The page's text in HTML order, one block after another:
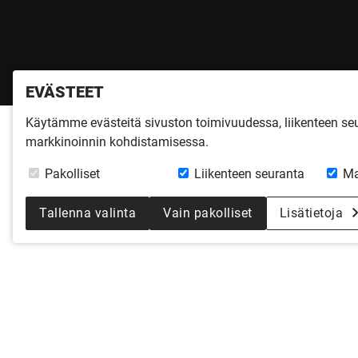
LATO-ESITTELY
EVÄSTEET
Käytämme evästeitä sivuston toimivuudessa, liikenteen
markkinoinnin kohdistamisessa.
Pakolliset Liikenteen seuranta
Tallenna valinta Vain pakolliset Lisätietoja